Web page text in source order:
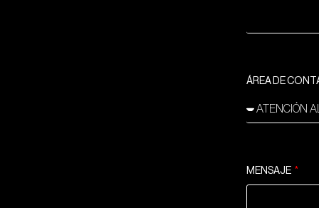
ÁREA DE
MENSAJE